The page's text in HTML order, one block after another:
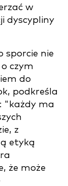
w
dyscypliny
sporcie nie
czym
do
podkreśla
"każdy ma
z
etyką
że może